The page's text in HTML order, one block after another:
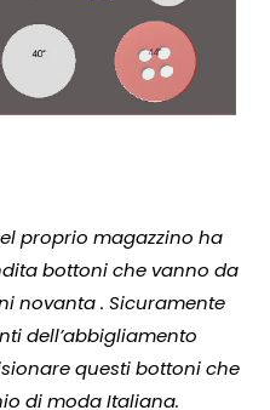
proprio magazzino ha
bottoni che vanno da
novanta . Sicuramente
dell’abbigliamento
questi bottoni che
di moda Italiana.